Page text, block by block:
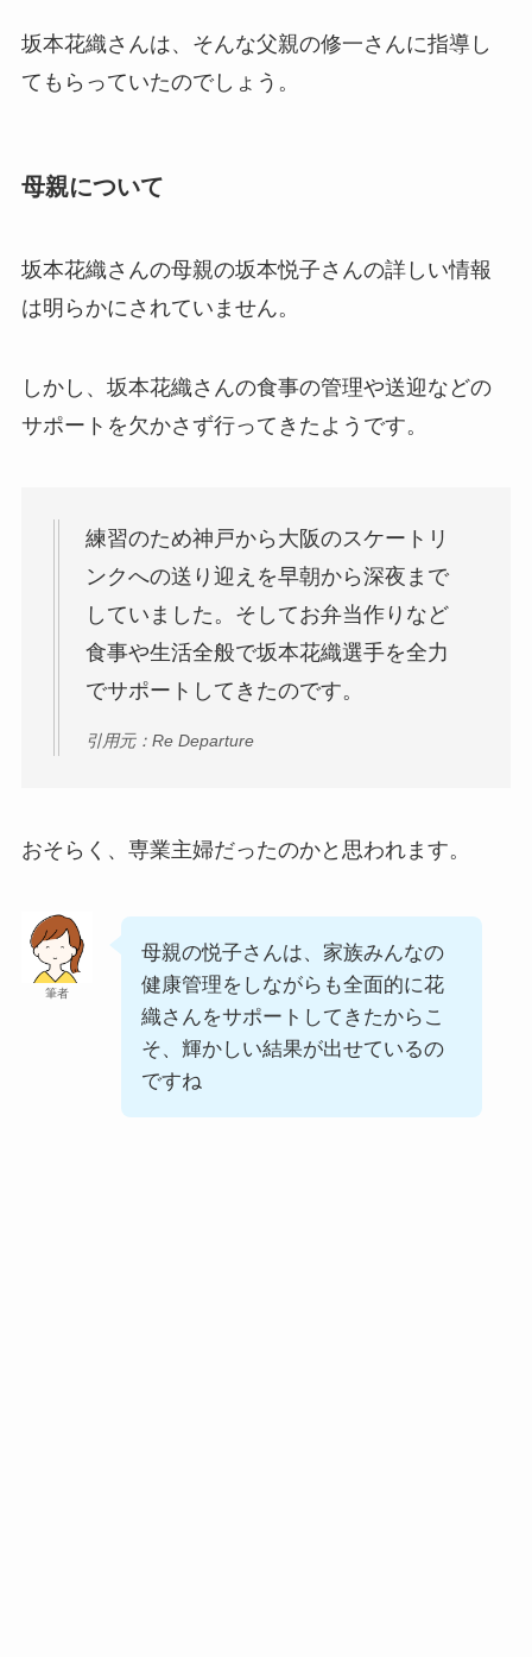
坂本花織さんは、そんな父親の修一さんに指導し
てもらっていたのでしょう。
母親について
坂本花織さんの母親の坂本悦子さんの詳しい情報
は明らかにされていません。
しかし、坂本花織さんの食事の管理や送迎などの
サポートを欠かさず行ってきたようです。
練習のため神戸から大阪のスケートリ
ンクへの送り迎えを早朝から深夜まで
していました。そしてお弁当作りなど
食事や生活全般で坂本花織選手を全力
でサポートしてきたのです。
引用元：Re Departure
おそらく、専業主婦だったのかと思われます。
筆者
母親の悦子さんは、家族みんなの
健康管理をしながらも全面的に花
織さんをサポートしてきたからこ
そ、輝かしい結果が出せているの
ですね